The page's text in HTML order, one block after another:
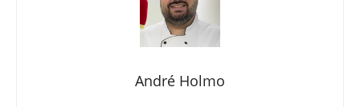
André Holmo